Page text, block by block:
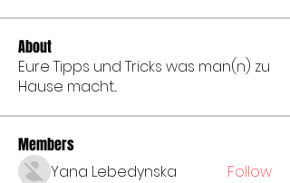
About
Eure Tipps und Tricks was man(n) zu
Hause macht...
Members
Yana Lebedynska
Follow